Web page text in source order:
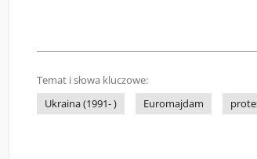
Temat i słowa kluczowe:
Ukraina (1991- )
Euromajdam